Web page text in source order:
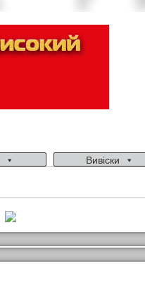
Вивіски